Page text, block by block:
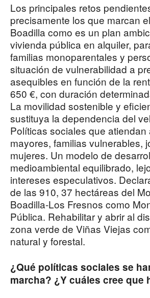
Los principales retos
precisamente los que marcan
Boadilla como es un plan
vivienda pública en alquiler,
familias monoparentales y
situación de vulnerabilidad a
asequibles en función de la
650 €, con duración
La movilidad sostenible y
sustituya la dependencia del
Políticas sociales que
mayores, familias vulnerables,
mujeres. Un modelo de
medioambiental equilibrado,
intereses especulativos.
de las 910, 37 hectáreas del
Boadilla-Los Fresnos como
Pública. Rehabilitar y abrir al
zona verde de Viñas Viejas
natural y forestal.
¿Qué políticas sociales se
marcha? ¿Y cuáles cree que